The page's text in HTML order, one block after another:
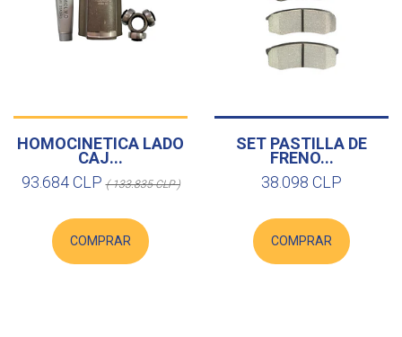
HOMOCINETICA LADO
CAJ...
93.684 CLP( 133.835 CLP )
COMPRAR
SET PASTILLA DE
FRENO...
38.098 CLP
COMPRAR